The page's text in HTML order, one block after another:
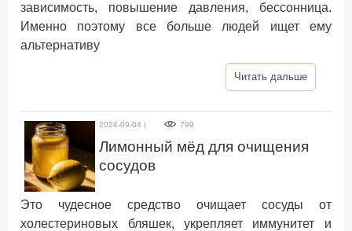
зависимость, повышение давления, бессонница.
Именно поэтому все больше людей ищет ему
альтернативу
Читать дальше
2024-09-04 | 799
Лимонный мёд для очищения
сосудов
Это чудесное средство очищает сосуды от
холестериновых бляшек, укрепляет иммунитет и